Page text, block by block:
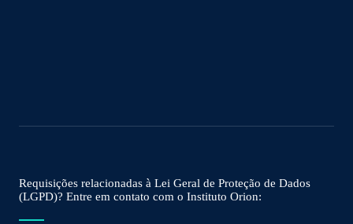
Requisições relacionadas à Lei Geral de Proteção de Dados
(LGPD)? Entre em contato com o Instituto Orion: